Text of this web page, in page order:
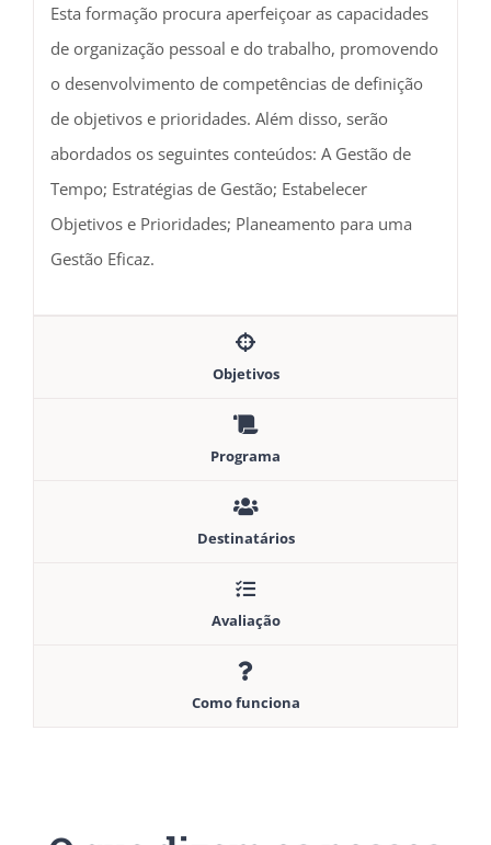
Esta formação procura aperfeiçoar as capacidades
de organização pessoal e do trabalho, promovendo
o desenvolvimento de competências de definição
de objetivos e prioridades. Além disso, serão
abordados os seguintes conteúdos: A Gestão de
Tempo; Estratégias de Gestão; Estabelecer
Objetivos e Prioridades; Planeamento para uma
Gestão Eficaz.
Objetivos
Programa
Destinatários
Avaliação
Como funciona